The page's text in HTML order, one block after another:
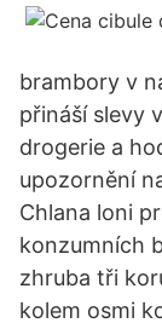
brambory v
přináší slevy
drogerie a
upozornění
Chlana loni
konzumních
zhruba tři
kolem osmi